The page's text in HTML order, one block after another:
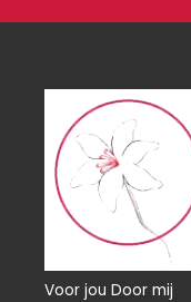
Voor jou Door mij